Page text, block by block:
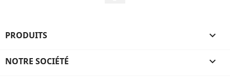
PRODUITS 
NOTRE SOCIÉTÉ 